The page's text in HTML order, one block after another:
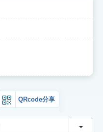
QRcode分享
切換